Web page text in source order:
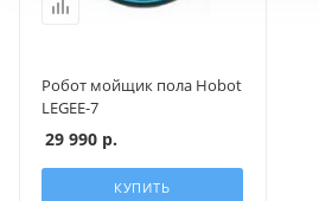
Робот мойщик пола Hobot
LEGEE-7
29 990 р.
КУПИТЬ